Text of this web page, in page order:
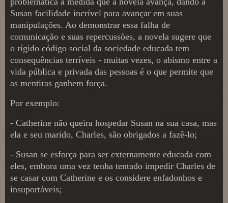
Susan facilidade incrível para avançar em suas
manipulações. Ao demonstrar essa falha de
comunicação e suas repercussões, a novela sugere que
o rígido código social da sociedade educada tem
consequências terríveis - muitas vezes, o abismo entre a
vida pública e privada das pessoas é o que permite que
as mentiras ganhem força.
Por exemplo:
- Catherine não queira hospedar Susan na sua casa, mas
ela e seu marido, Charles, são obrigados a fazê-lo;
- Susan se esforça para ser externamente educada com
eles, embora uma vez tenha tentado impedir Charles de
se casar com Catherine e os considere enfadonhos e
insuportáveis;